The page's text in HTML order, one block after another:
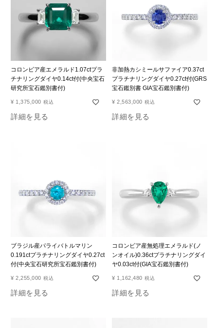
コロンビア産エメラルド1.07ctプラ
チナリングダイヤ0.14ct付(中央宝石
研究所宝石鑑別書付)
¥ 1,375,000 税込
詳細を見る
非加熱カシミールサファイア0.37ct
プラチナリングダイヤ0.27ct付(GRS
宝石鑑別書 GIA宝石鑑別書付)
¥ 2,563,000 税込
詳細を見る
ブラジル産パライバトルマリン
0.191ctプラチナリングダイヤ0.27ct
付(中央宝石研究所宝石鑑別書付)
¥ 2,255,000 税込
詳細を見る
コロンビア産無処理エメラルド(ノ
ンオイル)0.36ctプラチナリングダイ
ヤ0.03ct付(GIA宝石鑑別書付)
¥ 1,162,480 税込
詳細を見る